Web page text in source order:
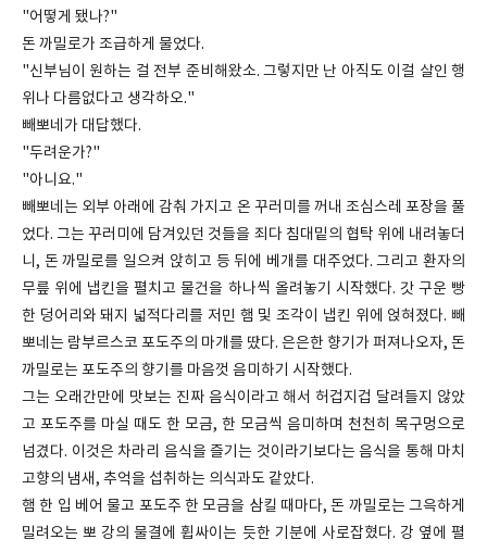
"어떻게 됐나?"
돈 까밀로가 조급하게 물었다.
"신부님이 원하는 걸 전부 준비해왔소. 그렇지만 난 아직도 이걸 살인 행
위나 다름없다고 생각하오."
빼뽀네가 대답했다.
"두려운가?"
"아니요."
빼뽀네는 외부 아래에 감춰 가지고 온 꾸러미를 꺼내 조심스레 포장을 풀
었다. 그는 꾸러미에 담겨있던 것들을 죄다 침대밑의 협탁 위에 내려놓더
니, 돈 까밀로를 일으켜 앉히고 등 뒤에 베개를 대주었다. 그리고 환자의
무릎 위에 냅킨을 펼치고 물건을 하나씩 올려놓기 시작했다. 갓 구운 빵
한 덩어리와 돼지 넓적다리를 저민 햄 및 조각이 냅킨 위에 얹혀졌다. 빼
뽀네는 람부르스코 포도주의 마개를 땄다. 은은한 향기가 퍼져나오자, 돈
까밀로는 포도주의 향기를 마음껏 음미하기 시작했다.
그는 오래간만에 맛보는 진짜 음식이라고 해서 허겁지겁 달려들지 않았
고 포도주를 마실 때도 한 모금, 한 모금씩 음미하며 천천히 목구멍으로
넘겼다. 이것은 차라리 음식을 즐기는 것이라기보다는 음식을 통해 마치
고향의 냄새, 추억을 섭취하는 의식과도 같았다.
햄 한 입 베어 물고 포도주 한 모금을 삼킬 때마다, 돈 까밀로는 그윽하게
밀려오는 뽀 강의 물결에 휩싸이는 듯한 기분에 사로잡혔다. 강 옆에 펼